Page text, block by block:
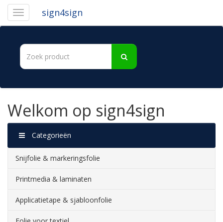
sign4sign
Welkom op sign4sign
Categorieën
Snijfolie & markeringsfolie
Printmedia & laminaten
Applicatietape & sjabloonfolie